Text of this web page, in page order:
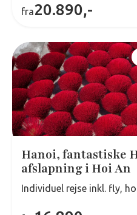
fra20.890,-
Hanoi, fantastiske
afslapning i Hoi An
Individuel rejse inkl. fly,